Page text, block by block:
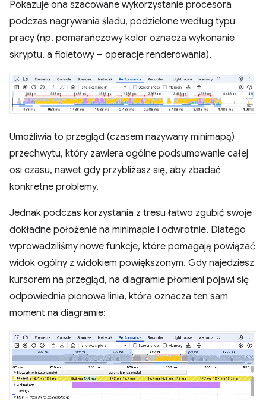
Pokazuje ona szacowane wykorzystanie procesora
podczas nagrywania śladu, podzielone według typu
pracy (np. pomarańczowy kolor oznacza wykonanie
skryptu, a fioletowy – operacje renderowania).
Umożliwia to przegląd (czasem nazywany minimapą)
przechwytu, który zawiera ogólne podsumowanie całej
osi czasu, nawet gdy przybliżasz się, aby zbadać
konkretne problemy.
Jednak podczas korzystania z tresu łatwo zgubić swoje
dokładne położenie na minimapie i odwrotnie. Dlatego
wprowadziliśmy nowe funkcje, które pomagają powiązać
widok ogólny z widokiem powiększonym. Gdy najedziesz
kursorem na przegląd, na diagramie płomieni pojawi się
odpowiednia pionowa linia, która oznacza ten sam
moment na diagramie: